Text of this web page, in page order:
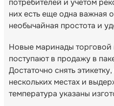
потребителей и учетом
них есть еще одна важная
необычайная простота и
Новые маринады
поступают в продажу в
Достаточно снять
нескольких местах и
температура указаны